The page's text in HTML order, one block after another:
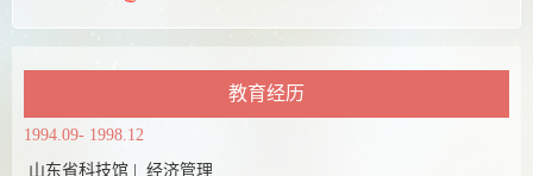
教育经历
1994.09- 1998.12
山东省科技馆 | 经济管理